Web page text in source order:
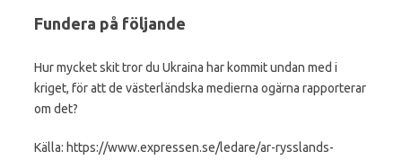
Fundera på följande
Hur mycket skit tror du Ukraina har kommit undan med i
kriget, för att de västerländska medierna ogärna rapporterar
om det?
Källa: https://www.expressen.se/ledare/ar-rysslands-